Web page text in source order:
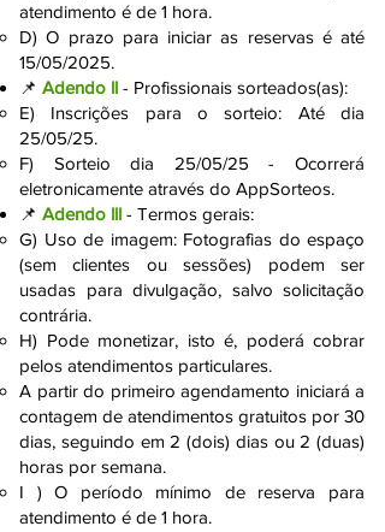
atendimento é de 1 hora.
D) O prazo para iniciar as reservas é até
15/05/2025.
📌 Adendo ll - Profissionais sorteados(as):
E) Inscrições para o sorteio: Até dia
25/05/25.
F) Sorteio dia 25/05/25 - Ocorrerá
eletronicamente através do AppSorteos.
📌 Adendo lll - Termos gerais:
G) Uso de imagem: Fotografias do espaço
(sem clientes ou sessões) podem ser
usadas para divulgação, salvo solicitação
contrária.
H) Pode monetizar, isto é, poderá cobrar
pelos atendimentos particulares.
A partir do primeiro agendamento iniciará a
contagem de atendimentos gratuitos por 30
dias, seguindo em 2 (dois) dias ou 2 (duas)
horas por semana.
I ) O período mínimo de reserva para
atendimento é de 1 hora.